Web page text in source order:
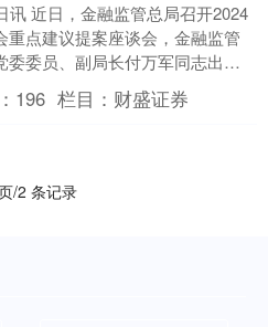
讯 近日，金融监管总局召开2024
重点建议提案座谈会，金融监管
委委员、副局长付万军同志出席
认真听取部分全国两会代表委员
学者对提升....
196 栏目： 财盛证券
/2 条记录